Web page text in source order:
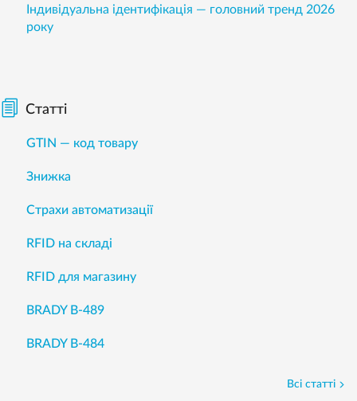
Індивідуальна ідентифікація — головний тренд 2026
року
Статті
GTIN — код товару
Знижка
Страхи автоматизації
RFID на складі
RFID для магазину
BRADY B-489
BRADY B-484
Всі статті